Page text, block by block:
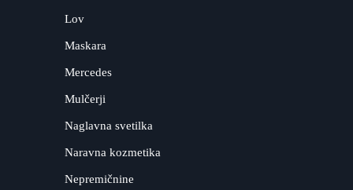
Lov
Maskara
Mercedes
Mulčerji
Naglavna svetilka
Naravna kozmetika
Nepremičnine